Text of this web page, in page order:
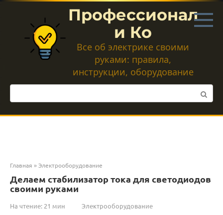
Перейти
контенту
Профессионал
и Ко
Все об электрике своими
руками: правила,
инструкции, оборудование
Поиск:
Главная »Электрооборудование
Делаем стабилизатор тока для светодиодов
своими руками
На чтение: 21 мин Электрооборудование